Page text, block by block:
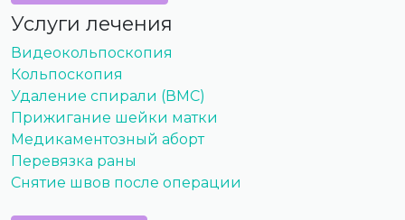
Услуги лечения
Видеокольпоскопия
Кольпоскопия
Удаление спирали (ВМС)
Прижигание шейки матки
Медикаментозный аборт
Перевязка раны
Снятие швов после операции